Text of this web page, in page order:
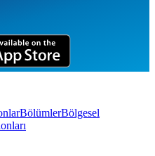
BölümlerBölgesel